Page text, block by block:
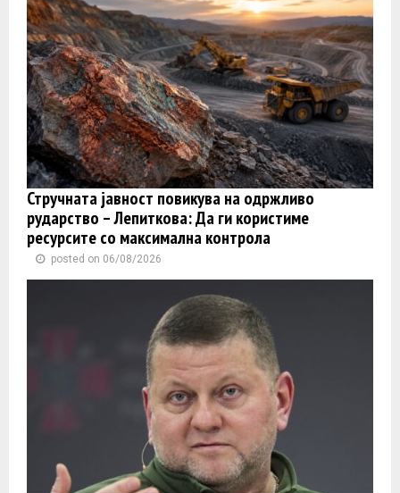
Стручната јавност повикува на одржливо
рударство – Лепиткова: Да ги користиме
ресурсите со максимална контрола
posted on 06/08/2026